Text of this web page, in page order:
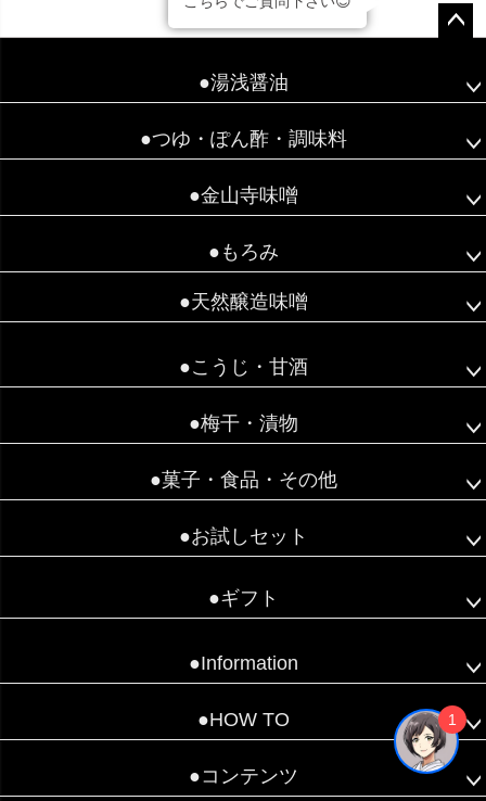
●湯浅醤油
●つゆ・ぽん酢・調味料
●金山寺味噌
●もろみ
●天然醸造味噌
●こうじ・甘酒
●梅干・漬物
●菓子・食品・その他
●お試しセット
●ギフト
●Information
●HOW TO
●コンテンツ
1